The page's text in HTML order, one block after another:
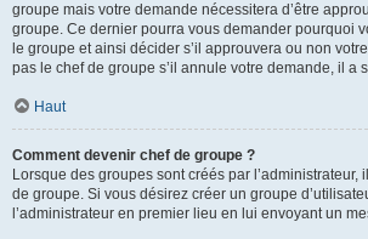
groupe mais votre demande nécessitera d’être
groupe. Ce dernier pourra vous demander pourquoi
le groupe et ainsi décider s’il approuvera ou non
pas le chef de groupe s’il annule votre demande, il a
Haut
Comment devenir chef de groupe ?
Lorsque des groupes sont créés par l’administrateur,
de groupe. Si vous désirez créer un groupe
l’administrateur en premier lieu en lui envoyant un